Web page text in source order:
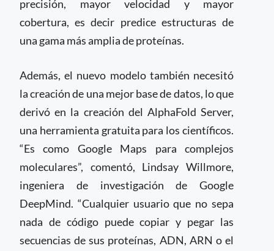
precisión, mayor velocidad y mayor
cobertura, es decir predice estructuras de
una gama más amplia de proteínas.
Además, el nuevo modelo también necesitó
la creación de una mejor base de datos, lo que
derivó en la creación del AlphaFold Server,
una herramienta gratuita para los científicos.
“Es como Google Maps para complejos
moleculares”, comentó, Lindsay Willmore,
ingeniera de investigación de Google
DeepMind. “Cualquier usuario que no sepa
nada de código puede copiar y pegar las
secuencias de sus proteínas, ADN, ARN o el